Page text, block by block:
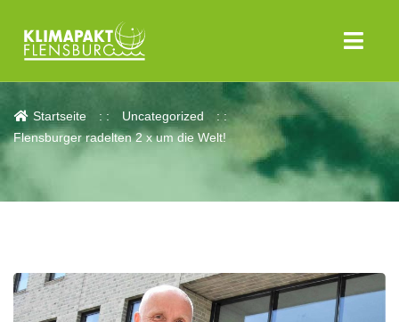
Aktuelles
Startseite
Uncategorized
Flensburger radelten 2 x um die Welt!